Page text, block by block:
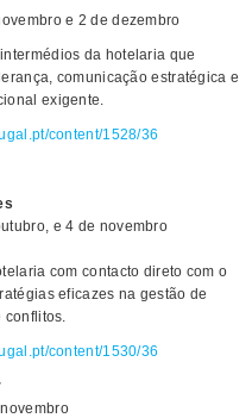
e 2 de dezembro
da hotelaria que
comunicação estratégica e
exigente.
content/1528/36
e 4 de novembro
com contacto direto com o
eficazes na gestão de
conflitos.
content/1530/36